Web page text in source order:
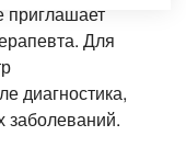
Для
диагностика,
заболеваний.